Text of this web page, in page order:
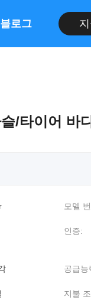
블로그
/타이어 바
모델
인증:
공급능
지불